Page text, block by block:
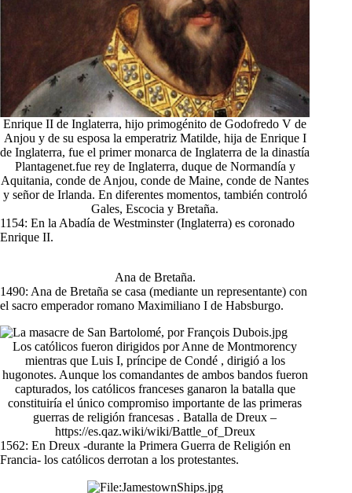
Enrique II de Inglaterra, hijo primogénito de Godofredo V de
Anjou​ y de su esposa la emperatriz Matilde, hija de Enrique I
de Inglaterra,​ fue el primer monarca de Inglaterra de la dinastía
Plantagenet.fue rey de Inglaterra, duque de Normandía y
Aquitania, conde de Anjou, conde de Maine, conde de Nantes
y señor de Irlanda. En diferentes momentos, también controló
Gales, Escocia y Bretaña.
1154: En la Abadía de Westminster (Inglaterra) es coronado
Enrique II.
Ana de Bretaña.
1490: Ana de Bretaña se casa (mediante un representante) con
el sacro emperador romano Maximiliano I de Habsburgo.
Los católicos fueron dirigidos por Anne de Montmorency
mientras que Luis I, príncipe de Condé , dirigió a los
hugonotes. Aunque los comandantes de ambos bandos fueron
capturados, los católicos franceses ganaron la batalla que
constituiría el único compromiso importante de las primeras
guerras de religión francesas . Batalla de Dreux –
https://es.qaz.wiki/wiki/Battle_of_Dreux
1562: En Dreux -durante la Primera Guerra de Religión en
Francia- los católicos derrotan a los protestantes.